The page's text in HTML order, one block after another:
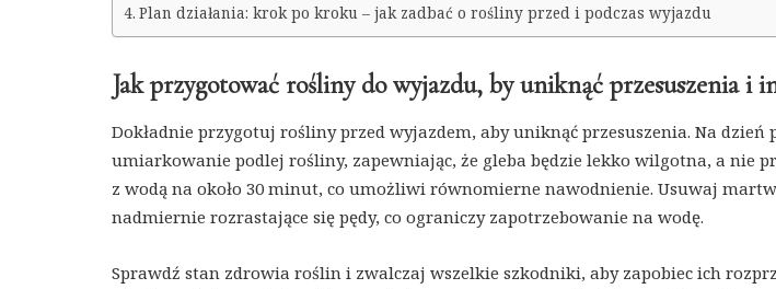
Plan działania: krok po kroku – jak zadbać o rośliny przed i podczas wyjazdu
Jak przygotować rośliny do wyjazdu, by uniknąć przesuszenia i
Dokładnie przygotuj rośliny przed wyjazdem, aby uniknąć przesuszenia. Na dzień
umiarkowanie podlej rośliny, zapewniając, że gleba będzie lekko wilgotna, a nie
z wodą na około 30 minut, co umożliwi równomierne nawodnienie. Usuwaj
nadmiernie rozrastające się pędy, co ograniczy zapotrzebowanie na wodę.
Sprawdź stan zdrowia roślin i zwalczaj wszelkie szkodniki, aby zapobiec ich